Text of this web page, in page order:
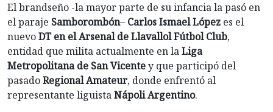
El brandseño -la mayor parte de su infancia la pasó en
el paraje Samborombón– Carlos Ismael López es el
nuevoDT en el Arsenal de Llavallol Fútbol Club,
entidad que milita actualmente en laLiga
Metropolitana de San Vicentey que participó del
pasadoRegional Amateur, donde enfrentó al
representante liguistaNápoli Argentino.